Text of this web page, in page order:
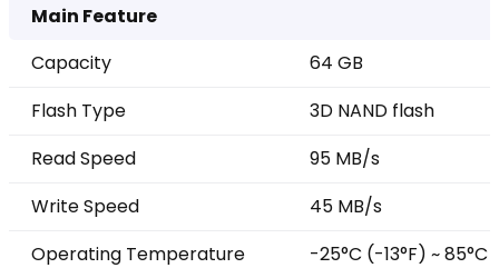
Main Feature
Capacity
64 GB
Flash Type
3D NAND flash
Read Speed
95 MB/s
Write Speed
45 MB/s
Operating Temperature
-25°C (-13°F) ~ 85°C